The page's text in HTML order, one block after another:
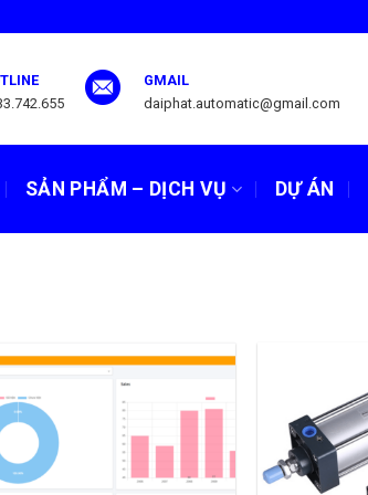
GMAIL
daiphat.automatic@gmail.com
SẢN PHẨM – DỊCH VỤ DỰ ÁN